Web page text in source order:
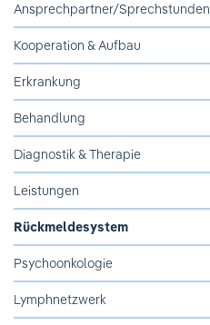
Jobs & Karriere
Der Klinikverbund Südwest
Standorte & Kontakt
Ansprechpartner/Sprechstunden
Kooperation & Aufbau
Erkrankung
Behandlung
Diagnostik & Therapie
Leistungen
Rückmeldesystem
Psychoonkologie
Lymphnetzwerk